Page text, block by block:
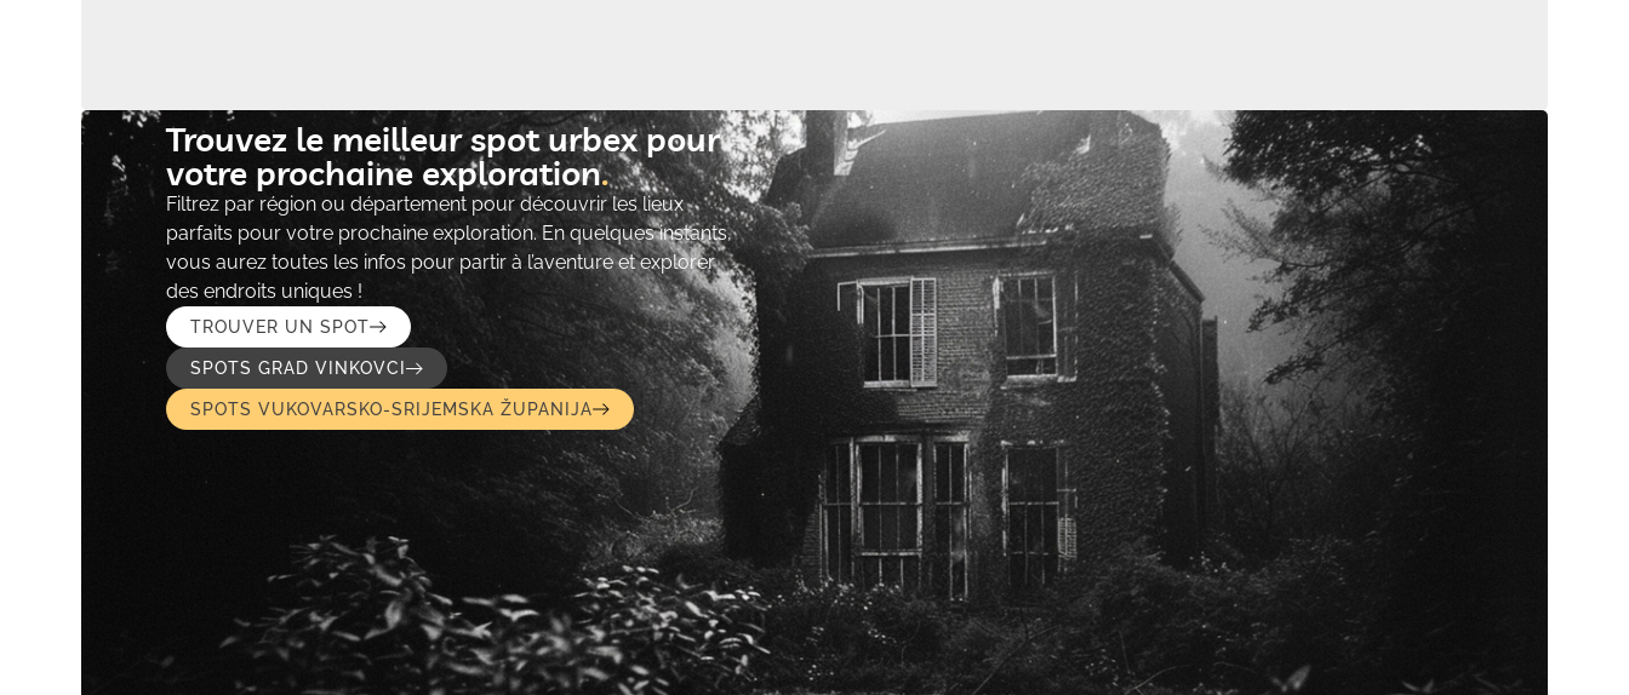
Trouvez le meilleur spot urbex pour
votre prochaine exploration​
Filtrez par région ou département pour découvrir les lieux
parfaits pour votre prochaine exploration. En quelques instants,
vous aurez toutes les infos pour partir à l’aventure et explorer
des endroits uniques !
TROUVER UN SPOT
SPOTS GRAD VINKOVCI
SPOTS VUKOVARSKO-SRIJEMSKA ŽUPANIJA